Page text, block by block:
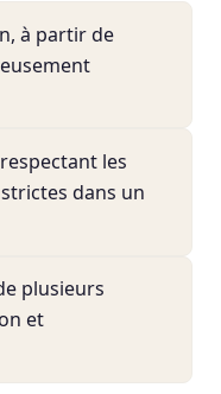
à partir de
les
dans un
plusieurs
et